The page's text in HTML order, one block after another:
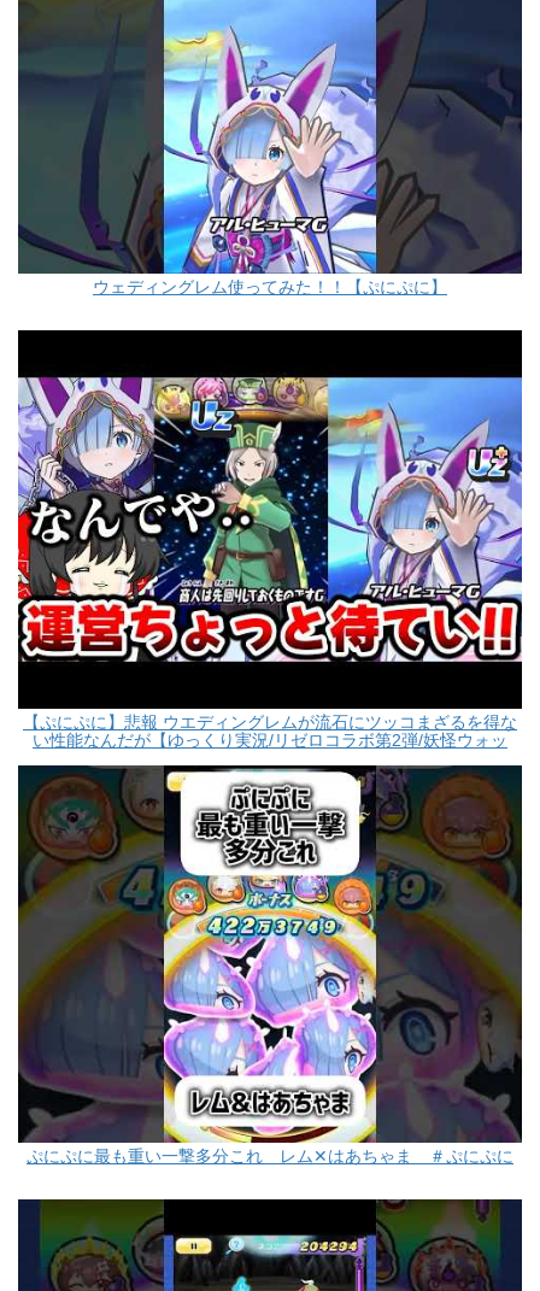
ウェディングレム使ってみた！！【ぷにぷに】
【ぷにぷに】悲報 ウエディングレムが流石にツッコまざるを得な
い性能なんだが【ゆっくり実況/リゼロコラボ第2弾/妖怪ウォッ
ぷにぷに最も重い一撃多分これ レム✕はあちゃま ＃ぷにぷに